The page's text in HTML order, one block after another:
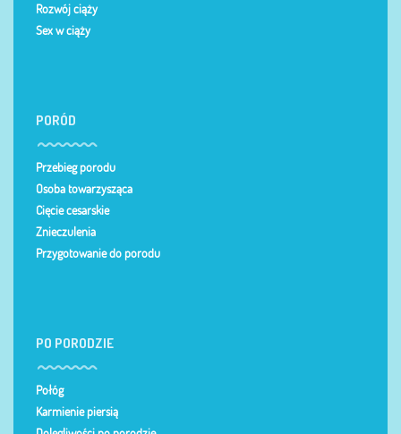
Rozwój ciąży
Sex w ciąży
PORÓD
Przebieg porodu
Osoba towarzysząca
Cięcie cesarskie
Znieczulenia
Przygotowanie do porodu
PO PORODZIE
Połóg
Karmienie piersią